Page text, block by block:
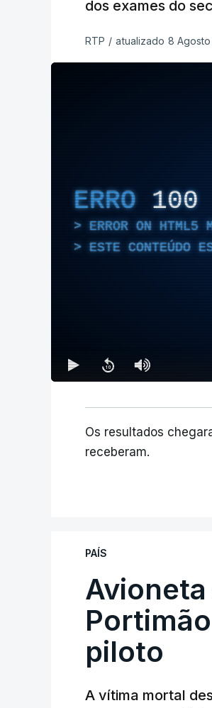
dos exames do
RTP / atualizado 8 Agosto
ERRO 100
ERROR ON HTML5
ESTE CONTEÚDO
Os resultados
receberam.
PAÍS
piloto
A vítima mortal